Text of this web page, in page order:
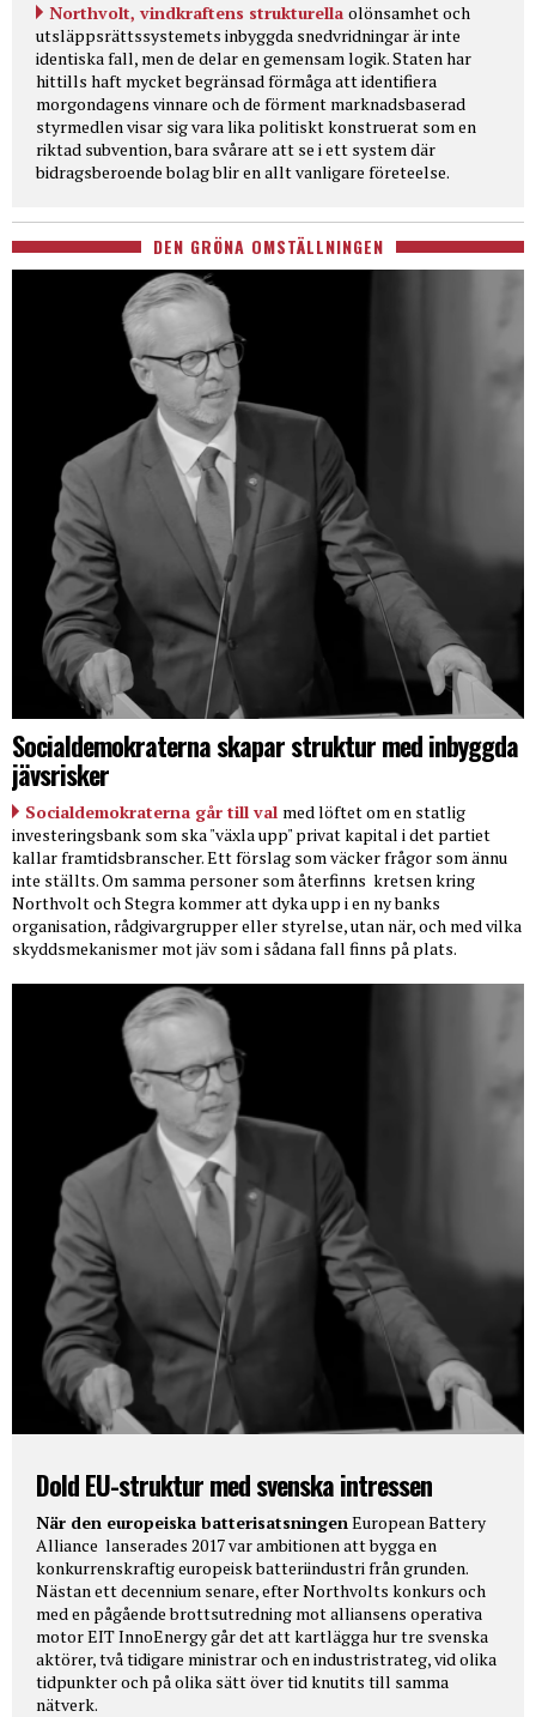
Northvolt, vindkraftens strukturella olönsamhet och
utsläppsrättssystemets inbyggda snedvridningar är inte
identiska fall, men de delar en gemensam logik. Staten har
hittills haft mycket begränsad förmåga att identifiera
morgondagens vinnare och de förment marknadsbaserad
styrmedlen visar sig vara lika politiskt konstruerat som en
riktad subvention, bara svårare att se i ett system där
bidragsberoende bolag blir en allt vanligare företeelse.
DEN GRÖNA OMSTÄLLNINGEN
Socialdemokraterna skapar struktur med inbyggda
jävsrisker
Socialdemokraterna går till val med löftet om en statlig
investeringsbank som ska "växla upp" privat kapital i det partiet
kallar framtidsbranscher. Ett förslag som väcker frågor som ännu
inte ställts. Om samma personer som återfinns kretsen kring
Northvolt och Stegra kommer att dyka upp i en ny banks
organisation, rådgivargrupper eller styrelse, utan när, och med vilka
skyddsmekanismer mot jäv som i sådana fall finns på plats.
Dold EU-struktur med svenska intressen
När den europeiska batterisatsningen European Battery
Alliance lanserades 2017 var ambitionen att bygga en
konkurrenskraftig europeisk batteriindustri från grunden.
Nästan ett decennium senare, efter Northvolts konkurs och
med en pågående brottsutredning mot alliansens operativa
motor EIT InnoEnergy går det att kartlägga hur tre svenska
aktörer, två tidigare ministrar och en industristrateg, vid olika
tidpunkter och på olika sätt över tid knutits till samma
nätverk.